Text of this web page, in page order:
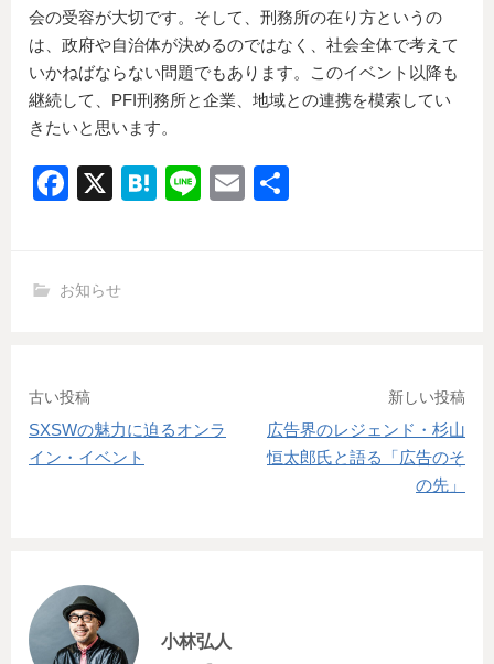
会の受容が大切です。そして、刑務所の在り方というの
は、政府や自治体が決めるのではなく、社会全体で考えて
いかねばならない問題でもあります。このイベント以降も
継続して、PFI刑務所と企業、地域との連携を模索してい
きたいと思います。
F
e
o
k
X
H
Li
E
お知らせ
投
稿
ー
シ
古い投稿
SXSWの魅力に迫るオンラ
イン・イベント
新しい投稿
広告界のレジェンド・杉山
恒太郎氏と語る「広告のそ
の先」
小林弘人